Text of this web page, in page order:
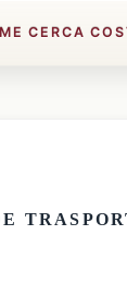
CERCA